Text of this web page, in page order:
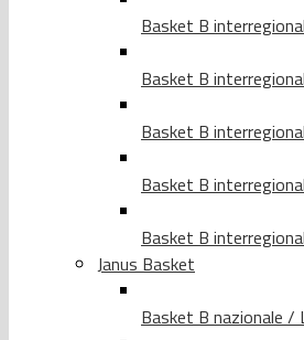
Basket B
Basket B
Basket B
Basket B
Basket B
Janus Basket
Basket B nazionale /